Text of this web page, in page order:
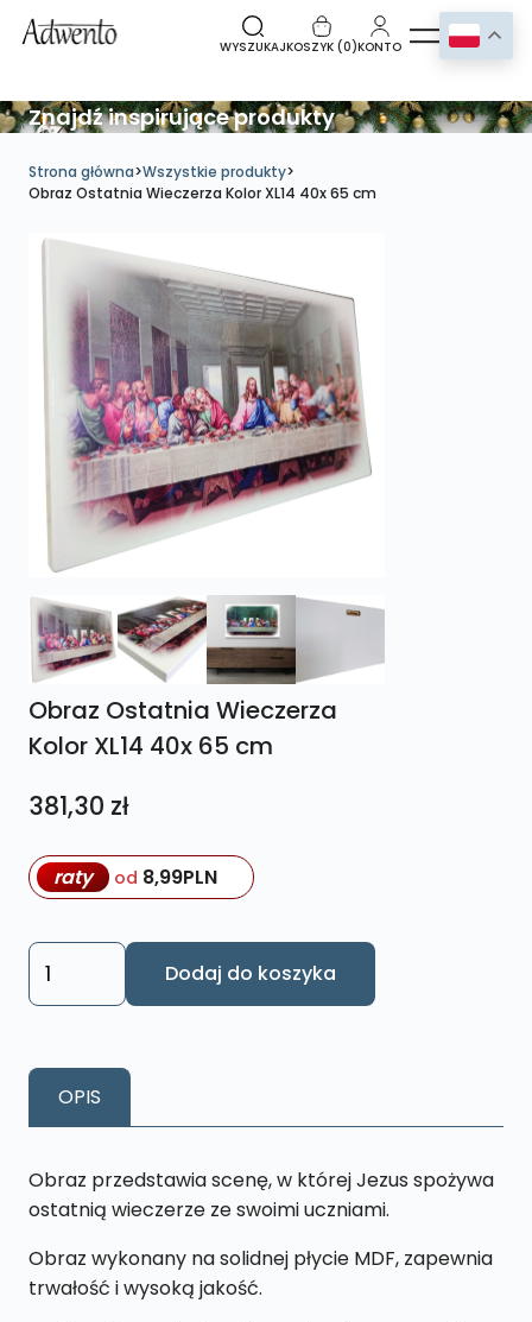
WYSZUKAJKOSZYK (0)KONTO
Znajdź inspirujące produkty
Strona główna>Wszystkie produkty>
Obraz Ostatnia Wieczerza Kolor XL14 40x 65 cm
Obraz Ostatnia Wieczerza
Kolor XL14 40x 65 cm
381,30 zł
raty od 8,99PLN
ilość
Obraz
Kolor
XL14
65
cm
Dodaj do koszyka
OPIS
Obraz przedstawia scenę, w której Jezus spożywa
ostatnią wieczerze ze swoimi uczniami.
Obraz wykonany na solidnej płycie MDF, zapewnia
trwałość i wysoką jakość.